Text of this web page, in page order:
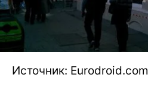
Источник: Eurodroid.com